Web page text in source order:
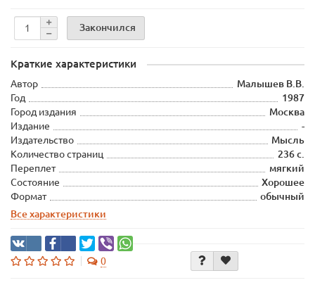
Закончился
Краткие характеристики
Автор
Малышев В.В.
Год
1987
Город издания
Москва
Издание
-
Издательство
Мысль
Количество страниц
236 с.
Переплет
мягкий
Состояние
Хорошее
Формат
обычный
Все характеристики
0